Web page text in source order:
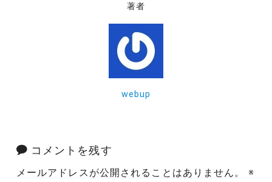
著者
webup
コメントを残す
メールアドレスが公開されることはありません。
※